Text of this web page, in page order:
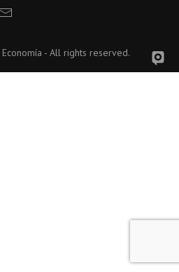
- All rights reserved.